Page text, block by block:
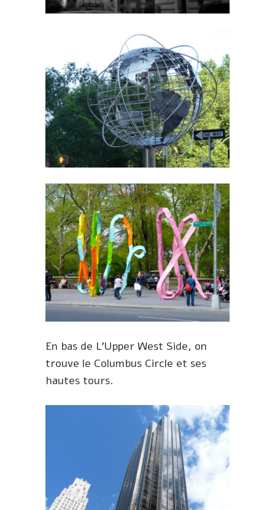
En bas de L’Upper West Side, on
trouve le Columbus Circle et ses
hautes tours.